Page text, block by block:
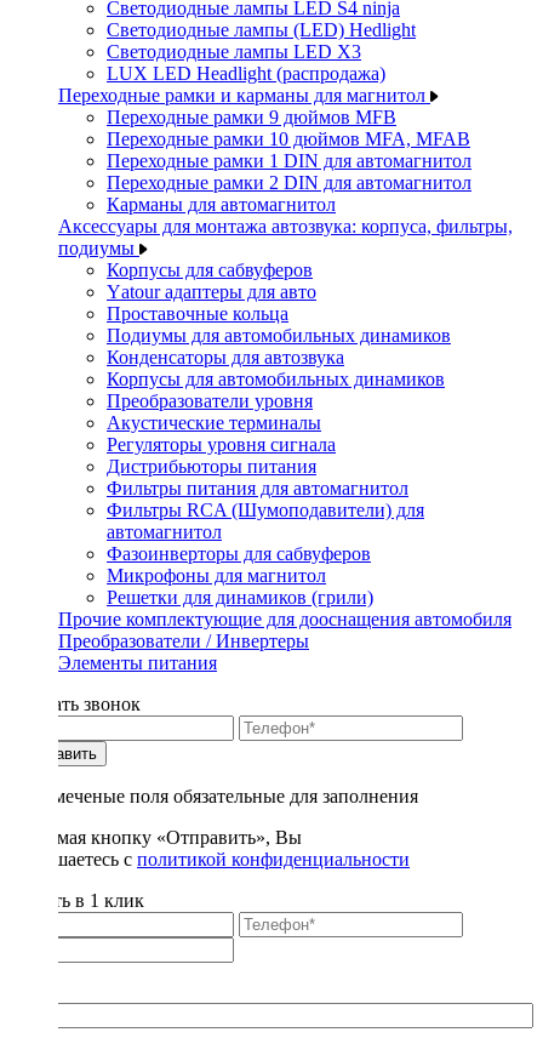
Светодиодные лампы LED S4 ninja
Светодиодные лампы (LED) Hedlight
Светодиодные лампы LED X3
LUX LED Headlight (распродажа)
Переходные рамки и карманы для магнитол
Переходные рамки 9 дюймов MFB
Переходные рамки 10 дюймов MFA, MFAB
Переходные рамки 1 DIN для автомагнитол
Переходные рамки 2 DIN для автомагнитол
Карманы для автомагнитол
Аксессуары для монтажа автозвука: корпуса, фильтры,
подиумы
Корпусы для сабвуферов
Yаtour адаптеры для авто
Проставочные кольца
Подиумы для автомобильных динамиков
Конденсаторы для автозвука
Корпусы для автомобильных динамиков
Преобразователи уровня
Акустические терминалы
Регуляторы уровня сигнала
Дистрибьюторы питания
Фильтры питания для автомагнитол
Фильтры RCA (Шумоподавители) для
автомагнитол
Фазоинверторы для сабвуферов
Микрофоны для магнитол
Решетки для динамиков (грили)
Прочие комплектующие для дооснащения автомобиля
Преобразователи / Инвертеры
Элементы питания
Заказать звонок
Отправить
* - отмеченые поля обязательные для заполнения
Нажимая кнопку «Отправить», Вы
соглашаетесь с политикой конфиденциальности
Купить в 1 клик